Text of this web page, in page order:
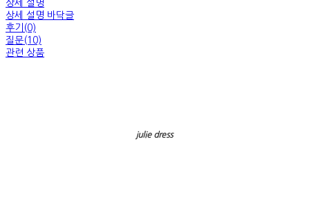
상세 설명
상세 설명 바닥글
후기(0)
질문(10)
관련 상품
julie dress